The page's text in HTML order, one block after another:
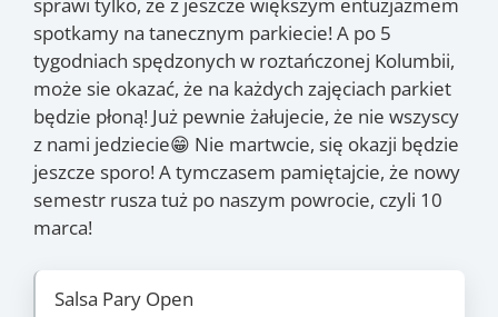
sprawi tylko, że z jeszcze większym entuzjazmem
spotkamy na tanecznym parkiecie! A po 5
tygodniach spędzonych w roztańczonej Kolumbii,
może sie okazać, że na każdych zajęciach parkiet
będzie płoną! Już pewnie żałujecie, że nie wszyscy
z nami jedziecie😁 Nie martwcie, się okazji będzie
jeszcze sporo! A tymczasem pamiętajcie, że nowy
semestr rusza tuż po naszym powrocie, czyli 10
marca!
Salsa Pary Open
Szczegóły